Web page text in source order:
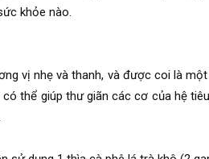
khỏe nào.
vị nhẹ và thanh, và được coi là
thể giúp thư giãn các cơ của hệ